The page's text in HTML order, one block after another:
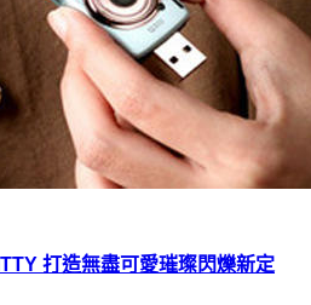
打造無盡可愛璀璨閃爍新定